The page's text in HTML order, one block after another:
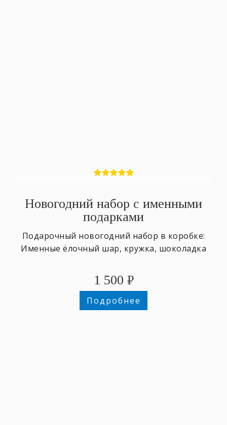
Новогодний набор с именными
подарками
Подарочный новогодний набор в коробке:
Именные ёлочный шар, кружка, шоколадка
1 500 ₽
Подробнее